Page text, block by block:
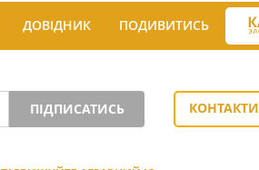
ДОВІДНИК ПОДИВИТИСЬ
ПІДПИСАТИСЬ КОНТАКТИ